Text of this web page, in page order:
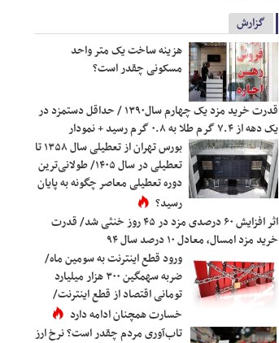
گزارش
هزینه ساخت یک متر واحد
مسکونی چقدر است؟
قدرت خرید مزد یک چهارم سال۱۳۹۰ / حداقل دستمزد در
یک دهه از ۷.۴ گرم طلا به ۰.۸ گرم رسید + نمودار
بورس تهران از تعطیلی سال ۱۳۵۸ تا
تعطیلی در سال ۱۴۰۵/ طولانی‌ترین
دوره تعطیلی معاصر چگونه به پایان
رسید؟
اثر افزایش ۶۰ درصدی مزد در ۴۵ روز خنثی شد/ قدرت
خرید مزد امسال، معادل ۱۰ درصد سال ۹۴
ورود قطع اینترنت به سومین ماه/
ضربه سهمگین ۳۰۰ هزار میلیارد
تومانی اقتصاد از قطع اینترنت/
خسارت همچنان ادامه دارد
تاب‌آوری مردم چقدر است؟ نرخ ارز